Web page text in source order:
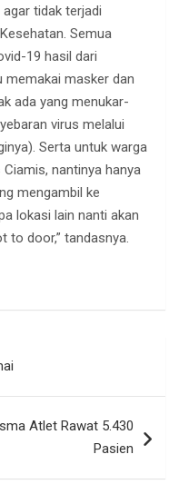
tidak terjadi
Semua
19 hasil dari
memakai masker dan
ada yang menukar-
virus melalui
Serta untuk warga
nantinya hanya
mengambil ke
lokasi lain nanti akan
to door,” tandasnya.
Atlet Rawat 5.430
Pasien